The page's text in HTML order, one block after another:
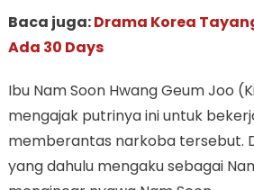
Baca juga:Drama Korea
Ada 30 Days
Ibu Nam Soon Hwang Geum Joo
mengajak putrinya ini untuk
memberantas narkoba tersebut.
yang dahulu mengaku sebagai